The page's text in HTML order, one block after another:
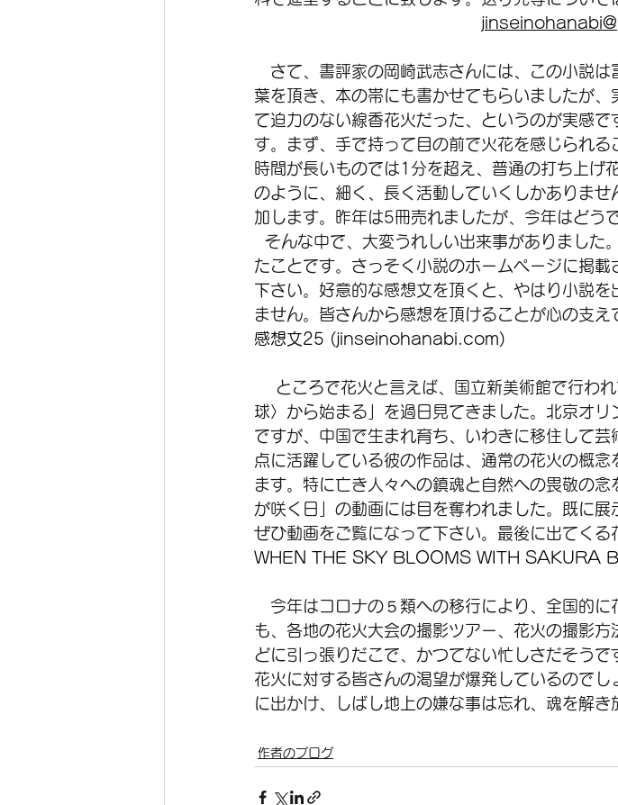
さて、書評家の岡崎武志さんには、この小説は
葉を頂き、本の帯にも書かせてもらいましたが
て迫力のない線香花火だった、というのが実感
す。まず、手で持って目の前で火花を感じられ
時間が長いものでは1分を超え、普通の打ち上
のように、細く、長く活動していくしかありま
加します。昨年は5冊売れましたが、今年はどう
たことです。さっそく小説のホームページに掲
下さい。好意的な感想文を頂くと、やはり小説
ません。皆さんから感想を頂けることが心の支え
感想文25 (jinseinohanabi.com)
球〉から始まる」を過日見てきました。北京オ
ですが、中国で生まれ育ち、いわきに移住して
点に活躍している彼の作品は、通常の花火の概
ます。特に亡き人々への鎮魂と自然への畏敬の
が咲く日」の動画には目を奪われました。既に
ぜひ動画をご覧になって下さい。最後に出てくる
WHEN THE SKY BLOOMS WITH SAKURA
今年はコロナの５類への移行により、全国的に
も、各地の花火大会の撮影ツアー、花火の撮影
どに引っ張りだこで、かつてない忙しさだそう
花火に対する皆さんの渇望が爆発しているので
に出かけ、しばし地上の嫌な事は忘れ、魂を解き
作者のブログ